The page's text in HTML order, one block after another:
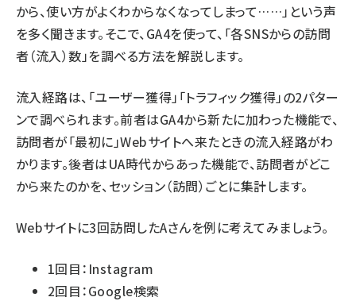
から、使い方がよくわからなくなってしまって……」という声
を多く聞きます。そこで、GA4を使って、「各SNSからの訪問
者（流入）数」を調べる方法を解説します。
流入経路は、「ユーザー獲得」「トラフィック獲得」の2パター
ンで調べられます。前者はGA4から新たに加わった機能で、
訪問者が「最初に」Webサイトへ来たときの流入経路がわ
かります。後者はUA時代からあった機能で、訪問者がどこ
から来たのかを、セッション（訪問）ごとに集計します。
Webサイトに3回訪問したAさんを例に考えてみましょう。
1回目：Instagram
2回目：Google検索